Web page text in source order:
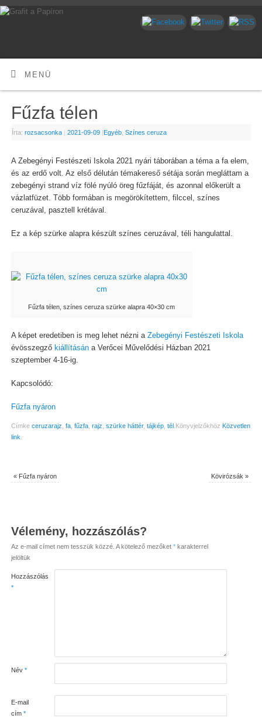
MENÜ
Fűzfa télen
Írta: rozsacsonka | 2021-09-09 |Egyéb, Színes ceruza
A Zebegényi Festészeti Iskola 2021 nyári táborában a téma a fa elem,
és az erdő volt. Az első délután témakereső sétája során megláttam a
zebegényi strand víz fölé nyúló öreg fűzfáját, és azonnal előkerült a
vázlatfüzet. Több formában is megörökítettem, filccel, színes
ceruzával, pasztell krétával.
Ez a kép szürke alapra készült színes ceruzával, téli hangulattal.
Fűzfa télen, színes ceruza szürke alapra 40×30 cm
A képet eredetiben is meg lehet nézni a Zebegényi Festészeti Iskola
évösszegző kiállításána Verőcei Művelődési Házban 2021
szeptember 4-16-ig.
Kapcsolódó:
Fűzfa nyáron
Címke ceruzarajz fa, fűzfa, rajz szürke háttér, tájkép, tél Könyvjelzőkhöz Közvetlen
link
«Fűzfa nyáron Kövirózsák»
Vélemény, hozzászólás?
Az e-mail címet nem tesszük közzé. A kötelező mezőket *karakterrel
jelöltük
Hozzászólás
*
Név *
E-mail
cím *